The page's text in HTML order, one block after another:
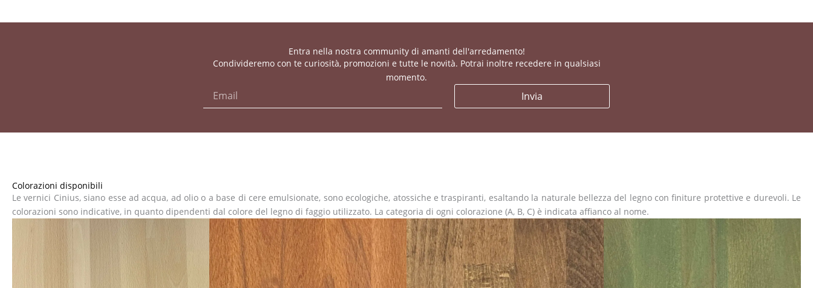
Entra nella nostra community di amanti dell'arredamento!
Condivideremo con te curiosità, promozioni e tutte le novità. Potrai inoltre recedere in qualsiasi
momento.
Invia
Colorazioni disponibili
Le vernici Cinius, siano esse ad acqua, ad olio o a base di cere emulsionate, sono ecologiche, atossiche e traspiranti, esaltando la naturale bellezza del legno con finiture protettive e durevoli. Le
colorazioni sono indicative, in quanto dipendenti dal colore del legno di faggio utilizzato. La categoria di ogni colorazione (A, B, C) è indicata affianco al nome.